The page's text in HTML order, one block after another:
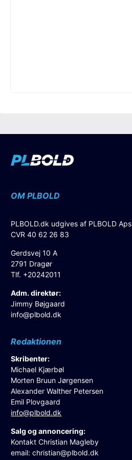
OM PLBOLD
PLBOLD.dk udgives af PLBOLD Aps
CVR 40 62 26 83
Gerdsvej 10 A
2791 Dragør
Tlf. +20242011
Adm. direktør:
Jimmy Bøjgaard
info@plbold.dk
Redaktionen
Skribenter:
Michael Kjærbøl
Morten Bruun Jørgensen
Alexander Walther Petersen
Emil Plovgaard
info@plbold.dk
Salg og annoncering:
Kontakt Christian Magleby
email:christian@plbold.dk